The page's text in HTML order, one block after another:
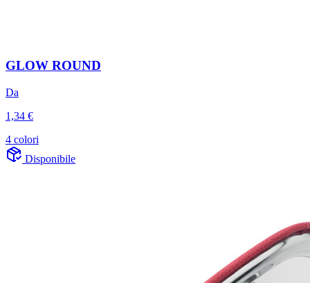
GLOW ROUND
Da
1,34 €
4 colori
Disponibile